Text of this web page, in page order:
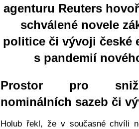
schválené novele
politice či vývoji české
s pandemií
Prostor pro
nominálních sazeb či
Holub řekl, že v současné chvíli